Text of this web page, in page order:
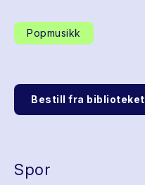
Popmusikk
Bestill fra biblioteket
Spor